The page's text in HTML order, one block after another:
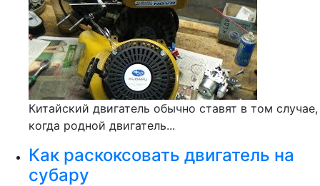
Китайский двигатель обычно ставят в том случае,
когда родной двигатель...
Как раскоксовать двигатель на
субару